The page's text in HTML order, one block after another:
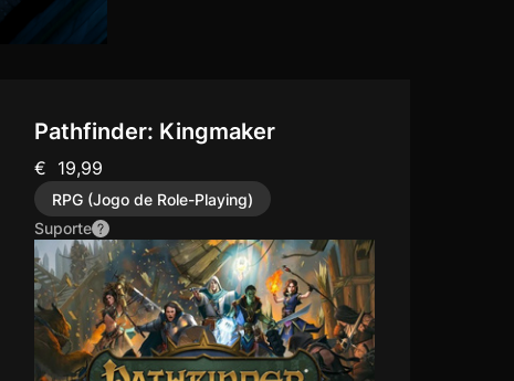
Pathfinder: Kingmaker
€ 19,99
RPG (Jogo de Role-Playing)
Suporte